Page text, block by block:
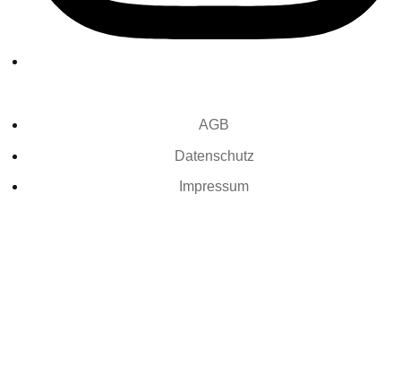
AGB
Datenschutz
Impressum